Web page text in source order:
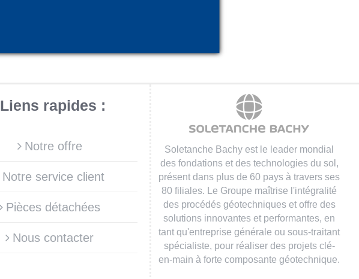
Liens rapides :
Notre offre
Notre service client
Pièces détachées
Nous contacter
Soletanche Bachy est le leader mondial
des fondations et des technologies du sol,
présent dans plus de 60 pays à travers ses
80 filiales. Le Groupe maîtrise l'intégralité
des procédés géotechniques et offre des
solutions innovantes et performantes, en
tant qu'entreprise générale ou sous-traitant
spécialiste, pour réaliser des projets clé-
en-main à forte composante géotechnique.